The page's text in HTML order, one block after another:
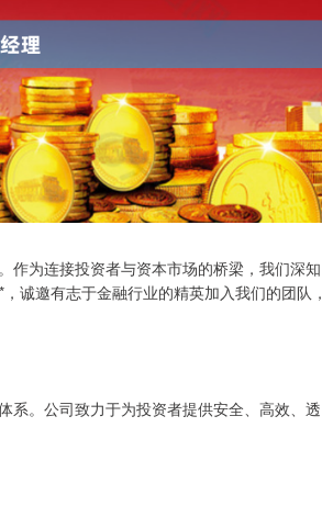
作为连接投资者与资本市场的桥梁，我们深知
诚邀有志于金融行业的精英加入我们的团队，
系。公司致力于为投资者提供安全、高效、透